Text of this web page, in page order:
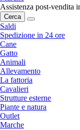
Assistenza post-vendita
Cerca
Saldi
Spedizione in 24 ore
Cane
Gatto
Animali
Allevamento
La fattoria
Cavalieri
Strutture esterne
Piante e natura
Outlet
Marche